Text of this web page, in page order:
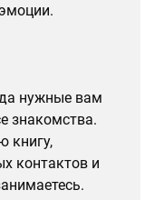
нужные вам
знакомства.
книгу,
контактов и